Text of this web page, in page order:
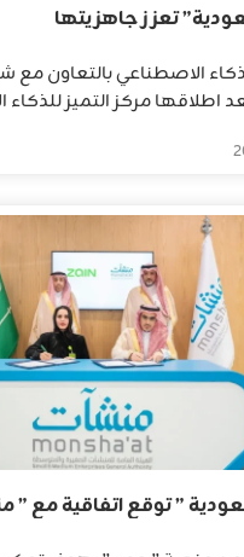
تعزز جاهزيتها
اطلاقها مركز التميز
” توقع اتفاقية مع ”